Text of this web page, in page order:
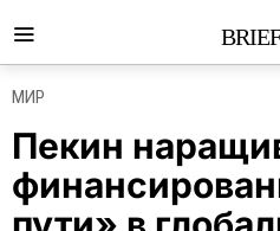
МИР
Пекин